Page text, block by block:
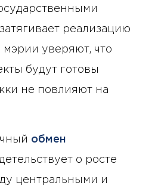
реализацию
мэрии уверяют, что
будут готовы
не повлияют на
обмен
о росте
центральными и